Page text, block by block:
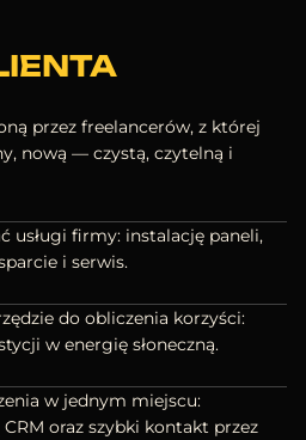
przez freelancerów, z której
nową — czystą, czytelną i
usługi firmy: instalację paneli,
i serwis.
do obliczenia korzyści:
w energię słoneczną.
w jednym miejscu:
oraz szybki kontakt przez